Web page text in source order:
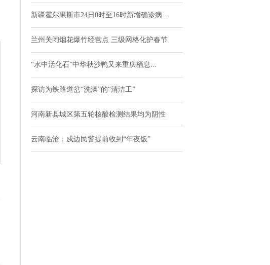
新疆霍尔果斯市24日0时至16时新增确诊病...
兰州关闭烟花爆竹经营点 三级网格化护春节
“水中活化石”中华秋沙鸭又来重庆栖息...
探访为铁路道岔“洗澡”的“清洁工”
河南新县城区第五轮核酸检测结果均为阴性
云南临沧：戍边民警提前收到“年夜饭”